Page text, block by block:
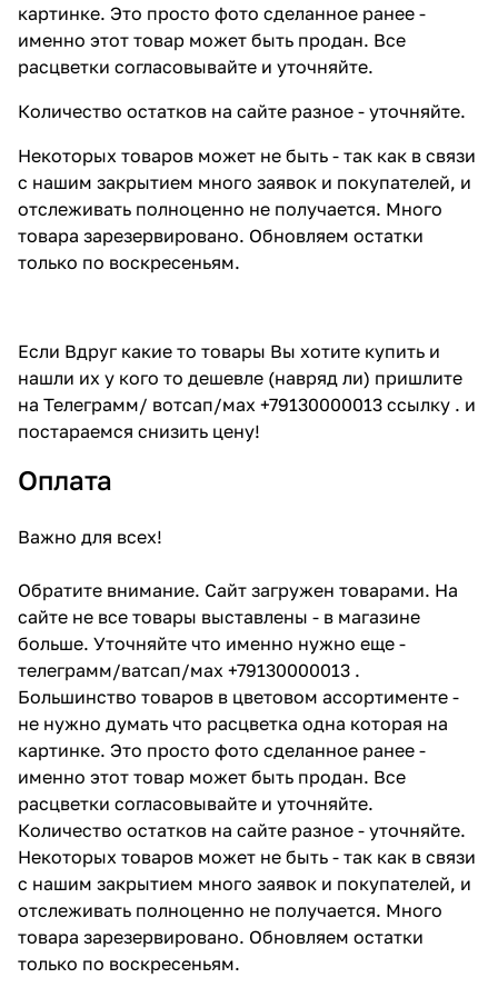
картинке. Это просто фото сделанное ранее -
именно этот товар может быть продан. Все
расцветки согласовывайте и уточняйте.
Количество остатков на сайте разное - уточняйте.
Некоторых товаров может не быть - так как в связи
с нашим закрытием много заявок и покупателей, и
отслеживать полноценно не получается. Много
товара зарезервировано. Обновляем остатки
только по воскресеньям.
Если Вдруг какие то товары Вы хотите купить и
нашли их у кого то дешевле (навряд ли) пришлите
на Телеграмм/ вотсап/мах +79130000013 ссылку . и
постараемся снизить цену!
Оплата
Важно для всех!
Обратите внимание. Сайт загружен товарами. На
сайте не все товары выставлены - в магазине
больше. Уточняйте что именно нужно еще -
телеграмм/ватсап/мах +79130000013 .
Большинство товаров в цветовом ассортименте -
не нужно думать что расцветка одна которая на
картинке. Это просто фото сделанное ранее -
именно этот товар может быть продан. Все
расцветки согласовывайте и уточняйте.
Количество остатков на сайте разное - уточняйте.
Некоторых товаров может не быть - так как в связи
с нашим закрытием много заявок и покупателей, и
отслеживать полноценно не получается. Много
товара зарезервировано. Обновляем остатки
только по воскресеньям.